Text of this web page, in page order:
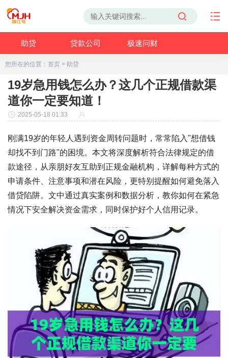
助贷 贷款公司 极速问财
您所在的位置： 首页 > 助贷
19岁急用钱怎么办？这几个正规借款渠
道你一定要知道！
2025-05-18 01:33
刚满19岁的年轻人遇到资金周转问题时，常常陷入"想借钱
却找不到门路"的困境。本文将深度解析符合法律规定的借
款途径，从亲朋好友互助到正规金融机构，详解每种方式的
申请条件、注意事项和潜在风险，更特别提醒如何避免落入
借贷陷阱。文中通过真实案例和数据分析，教你如何在紧急
情况下安全解决资金需求，同时保护好个人信用记录。